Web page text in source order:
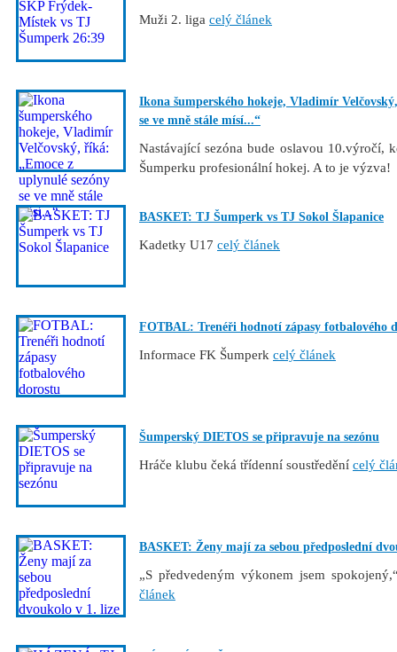
Muži 2. liga celý článek
Ikona šumperského hokeje, Vladimír
se ve mně stále mísí...“
Nastávající sezóna bude oslavou 10.výročí,
Šumperku profesionální hokej. A to je výzva!
BASKET: TJ Šumperk vs TJ Sokol Šlapanice
Kadetky U17 celý článek
FOTBAL: Trenéři hodnotí zápasy fotbalového
Informace FK Šumperk celý článek
Šumperský DIETOS se připravuje na sezónu
Hráče klubu čeká třídenní soustředění celý
BASKET: Ženy mají za sebou předposlední
„S předvedeným výkonem jsem
článek